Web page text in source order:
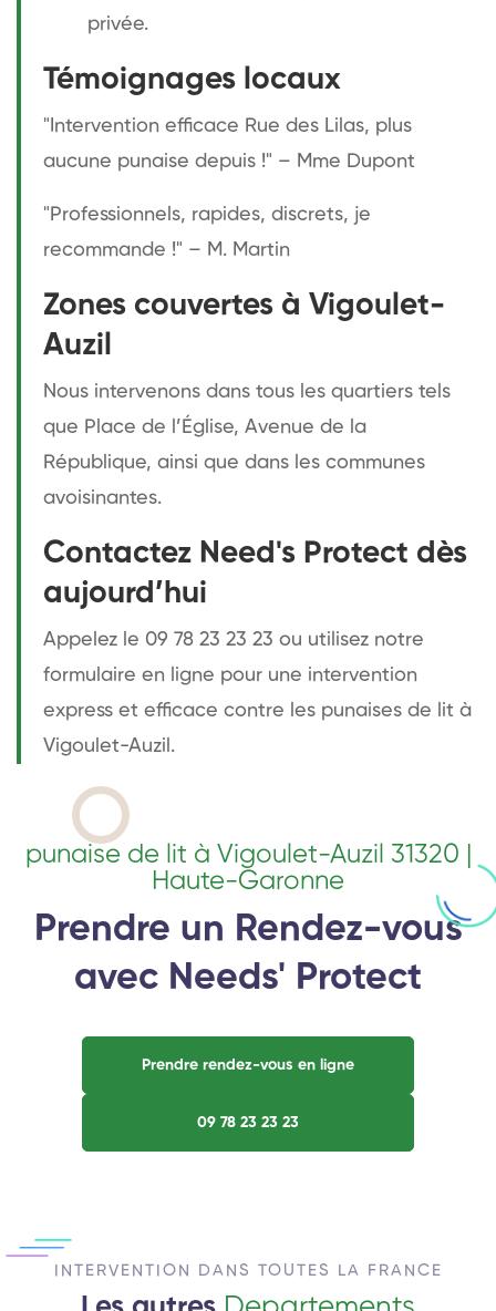
privée.
Témoignages locaux
"Intervention efficace Rue des Lilas, plus
aucune punaise depuis !" – Mme Dupont
"Professionnels, rapides, discrets, je
recommande !" – M. Martin
Zones couvertes à Vigoulet-
Auzil
Nous intervenons dans tous les quartiers tels
que Place de l’Église, Avenue de la
République, ainsi que dans les communes
avoisinantes.
Contactez Need's Protect dès
aujourd’hui
Appelez le 09 78 23 23 23 ou utilisez notre
formulaire en ligne pour une intervention
express et efficace contre les punaises de lit à
Vigoulet-Auzil.
punaise de lit à Vigoulet-Auzil 31320 |
Haute-Garonne
Prendre un Rendez-vous
avec Needs' Protect
Prendre rendez-vous en ligne
09 78 23 23 23
INTERVENTION DANS TOUTES LA FRANCE